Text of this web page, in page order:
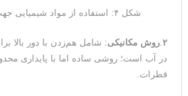
شکل ۴: استفاده از مواد شیمیایی جهت ساخت امولسیون
۲. روش مکانیکی: شامل هم‌زدن با دور بالا
در آب است؛ روشی ساده اما با پایداری
قطرات.